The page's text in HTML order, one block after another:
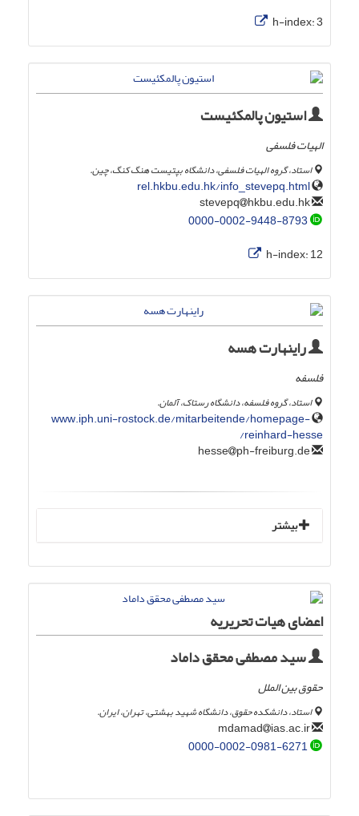
h-index:3
استیون پالمکئیست
الهیات فلسفی
استاد، گروه الهیات فلسفی، دانشگاه بپتیست هنگ کنگ، چین.
rel.hkbu.edu.hk/info_stevepq.html
hkbu.edu.hk
0000-0002-9448-8793
h-index:12
راینهارت هسه
فلسفه
استاد، گروه فلسفه، دانشگاه رستاک، آلمان.
www.iph.uni-rostock.de/mitarbeitende/homepage-
reinhard-hesse/
ph-freiburg.de
بیشتر
اعضای هیات تحریریه
سید مصطفی محقق داماد
حقوق بین الملل
استاد، دانشکده حقوق، دانشگاه شهید بهشتی، تهران، ایران.
ias.ac.ir
0000-0002-0981-6271